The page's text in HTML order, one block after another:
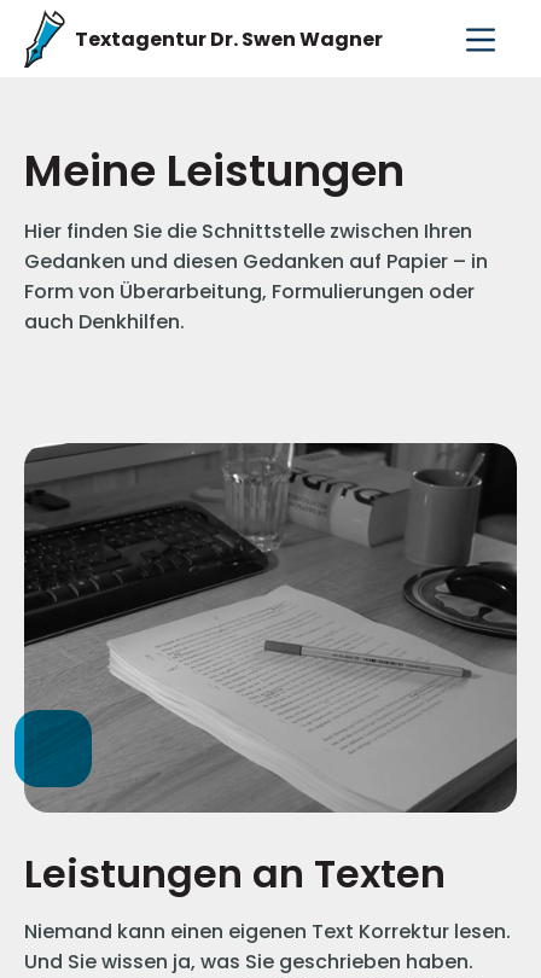
Textagentur Dr. Swen Wagner
Meine Leistungen
Hier finden Sie die Schnittstelle zwischen Ihren
Gedanken und diesen Gedanken auf Papier – in
Form von Überarbeitung, Formulierungen oder
auch Denkhilfen.
Leistungen an Texten
Niemand kann einen eigenen Text Korrektur lesen.
Und Sie wissen ja, was Sie geschrieben haben.